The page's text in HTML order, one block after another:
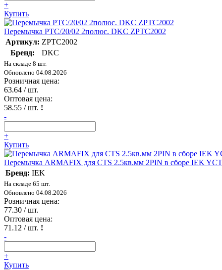
+
Купить
Перемычка PTC/20/02 2полюс. DKC ZPTC2002
Артикул: ZPTC2002
Бренд:
DKC
На складе 8 шт.
Обновлено 04.08.2026
Розничная цена:
63.64 / шт.
Оптовая цена:
58.55 / шт. !
-
+
Купить
Перемычка ARMAFIX для CTS 2.5кв.мм 2PIN в сборе IEK
Бренд: IEK
На складе 65 шт.
Обновлено 04.08.2026
Розничная цена:
77.30 / шт.
Оптовая цена:
71.12 / шт. !
-
+
Купить